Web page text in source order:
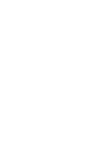
Al finalizar el curso,
¡No dudes en
TISAX ® es una
implica ninguna